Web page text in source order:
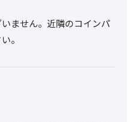
ません。近隣のコインパ
。